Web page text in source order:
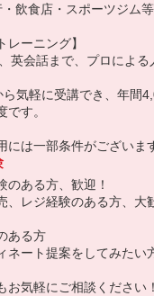
飲食店・スポーツジム
レーニング】
英会話まで、プロによる
気軽に受講でき、年間
す。
には一部条件がございま
のある方、歓迎！
、レジ経験のある方、
ある方
ネート提案をしてみたい
お気軽にご相談ください！